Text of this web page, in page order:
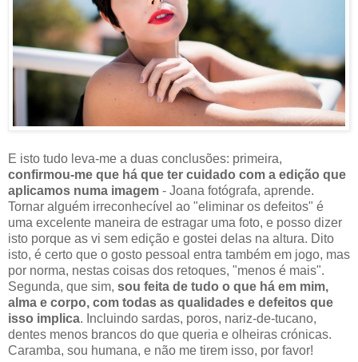
E isto tudo leva-me a duas conclusões: primeira,
confirmou-me que há que ter cuidado com a edição que
aplicamos numa imagem - Joana fotógrafa, aprende.
Tornar alguém irreconhecível ao "eliminar os defeitos" é
uma excelente maneira de estragar uma foto, e posso dizer
isto porque as vi sem edição e gostei delas na altura. Dito
isto, é certo que o gosto pessoal entra também em jogo, mas
por norma, nestas coisas dos retoques, "menos é mais".
Segunda, que sim, sou feita de tudo o que há em mim,
alma e corpo, com todas as qualidades e defeitos que
isso implica. Incluindo sardas, poros, nariz-de-tucano,
dentes menos brancos do que queria e olheiras crónicas.
Caramba, sou humana, e não me tirem isso, por favor!